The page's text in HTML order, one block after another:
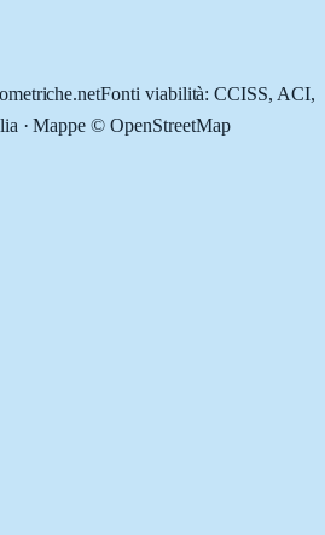
Fonti viabilità: CCISS, ACI,
· Mappe © OpenStreetMap